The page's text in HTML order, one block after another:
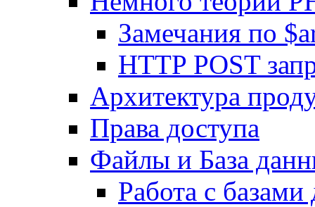
Замечания по
HTTP POST
Архитектура
Права доступа
Файлы и База
Работа с